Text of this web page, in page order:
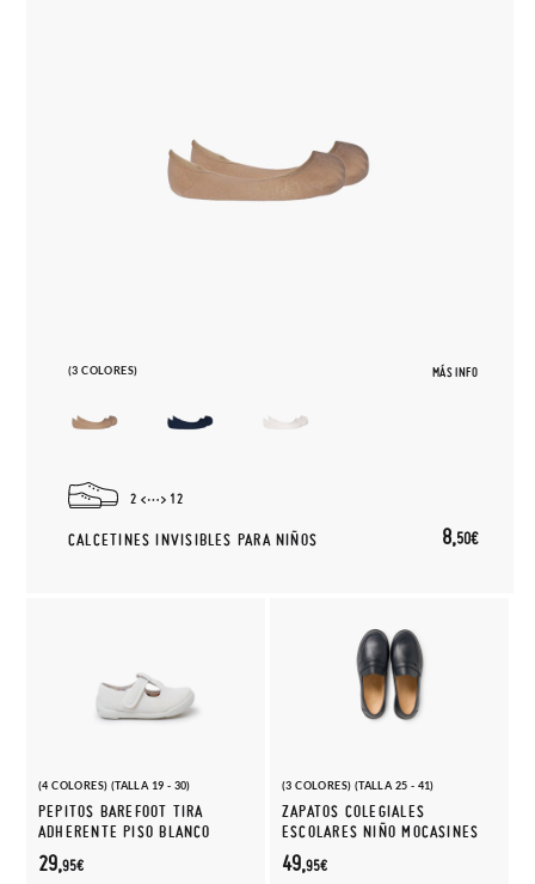
(3 COLORES) MÁS INFO
2 12
CALCETINES INVISIBLES PARA NIÑOS 8,50€
(4 COLORES) (TALLA 19 - 30)
PEPITOS BAREFOOT TIRA
ADHERENTE PISO BLANCO
29,95€
(3 COLORES) (TALLA 25 - 41)
ZAPATOS COLEGIALES
ESCOLARES NIÑO MOCASINES
49,95€